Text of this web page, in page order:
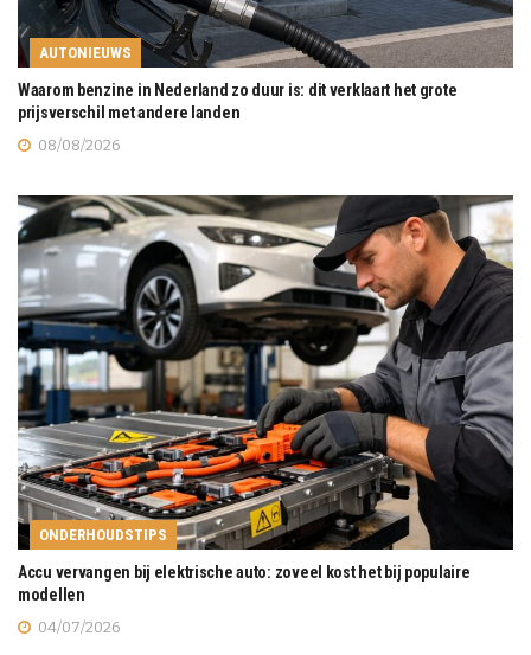
AUTONIEUWS
Waarom benzine in Nederland zo duur is: dit verklaart het grote
prijsverschil met andere landen
08/08/2026
ONDERHOUDSTIPS
Accu vervangen bij elektrische auto: zoveel kost het bij populaire
modellen
04/07/2026